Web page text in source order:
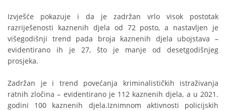
Izvješće pokazuje i da je zadržan vrlo visok postotak
razriješenosti kaznenih djela od 72 posto, a nastavljen je
višegodišnji trend pada broja kaznenih djela ubojstava –
evidentirano ih je 27, što je manje od desetgodišnjeg
prosjeka.
Zadržan je i trend povećanja kriminalističkih istraživanja
ratnih zločina – evidentirano je 112 kaznenih djela, a u 2021.
godini 100 kaznenih djela.Iznimnom aktivnosti policijskih